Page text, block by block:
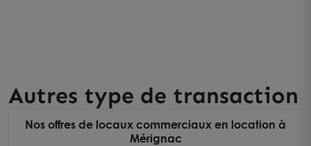
Autres type de transaction
Nos offres de locaux commerciaux en location à
Mérignac